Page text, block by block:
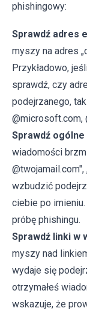
phishingowy:
Sprawdź adres
myszy na adres
Przykładowo,
sprawdź, czy
podejrzanego,
@microsoft.com,
Sprawdź ogólne
wiadomości
wzbudzić
ciebie po
próbę phishingu.
Sprawdź linki w
myszy nad
wydaje się
otrzymałeś
wskazuje, że